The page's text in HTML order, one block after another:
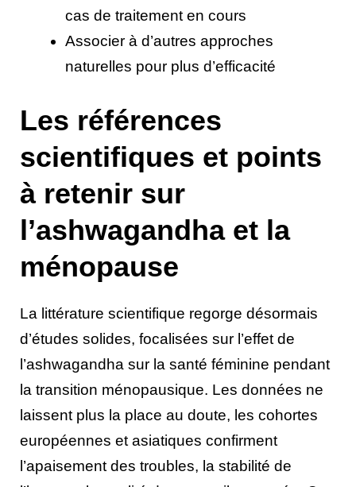
cas de traitement en cours
Associer à d’autres approches
naturelles pour plus d’efficacité
Les références
scientifiques et points
à retenir sur
l’ashwagandha et la
ménopause
La littérature scientifique regorge désormais
d’études solides, focalisées sur l’effet de
l’ashwagandha sur la santé féminine pendant
la transition ménopausique. Les données ne
laissent plus la place au doute, les cohortes
européennes et asiatiques confirment
l’apaisement des troubles, la stabilité de